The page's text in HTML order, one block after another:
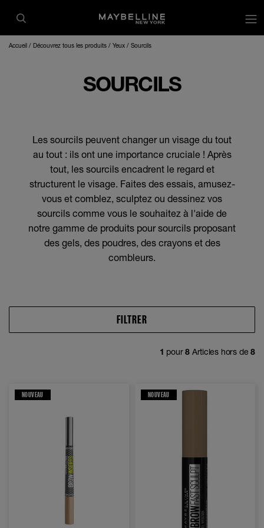
Accueil Découvrez tous les produits Yeux Sourcils
SOURCILS
Les sourcils peuvent changer un visage du tout
au tout : ils ont une importance cruciale ! Après
tout, les sourcils encadrent le regard et
structurent le visage. Faites des essais, amusez-
vous et comblez, sculptez ou dessinez vos
sourcils comme vous le souhaitez à l'aide de
notre gamme de produits pour sourcils proposant
des gels, des poudres, des crayons et des
combleurs.
FILTRER
1 pour8Articles hors de8
NOUVEAU NOUVEAU